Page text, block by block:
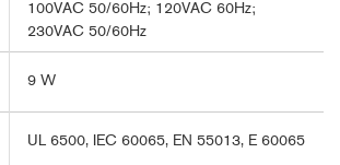
100VAC 50/60Hz; 120VAC 60Hz;
230VAC 50/60Hz
9 W
UL 6500, IEC 60065, EN 55013, E 60065